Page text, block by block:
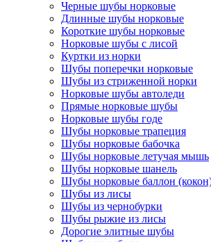
Черные шубы норковые
Длинные шубы норковые
Короткие шубы норковые
Норковые шубы с лисой
Куртки из норки
Шубы поперечки норковые
Шубы из стриженной норки
Норковые шубы автоледи
Прямые норковые шубы
Норковые шубы годе
Шубы норковые трапеция
Шубы норковые бабочка
Шубы норковые летучая мышь
Шубы норковые шанель
Шубы норковые баллон
Шубы из лисы
Шубы из чернобурки
Шубы рыжие из лисы
Дорогие элитные шубы